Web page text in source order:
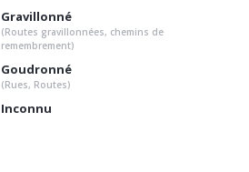
Gravillonné
(Routes gravillonnées, chemins de
remembrement)
Goudronné
(Rues, Routes)
Inconnu